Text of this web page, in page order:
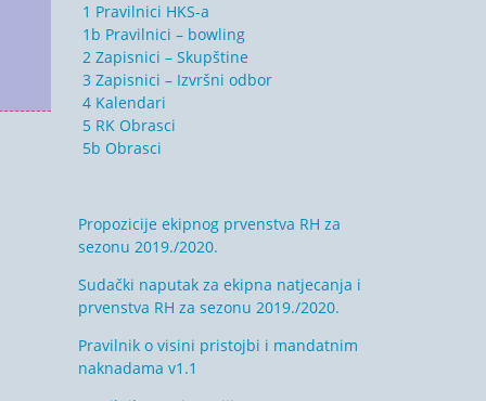
1 Pravilnici HKS-a
1b Pravilnici – bowling
2 Zapisnici – Skupštine
3 Zapisnici – Izvršni odbor
4 Kalendari
5 RK Obrasci
5b Obrasci
Propozicije ekipnog prvenstva RH za
sezonu 2019./2020.
Sudački naputak za ekipna natjecanja i
prvenstva RH za sezonu 2019./2020.
Pravilnik o visini pristojbi i mandatnim
naknadama v1.1